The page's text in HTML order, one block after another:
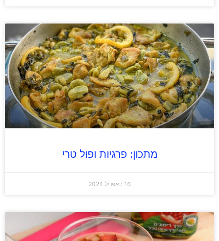
מתכון: פרגיות ופול טרי
16 באפריל 2024